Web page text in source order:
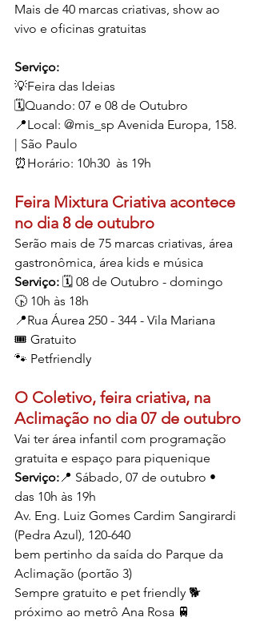
Mais de 40 marcas criativas, show ao
vivo e oficinas gratuitas
Serviço:
💡Feira das Ideias
🗓️Quando: 07 e 08 de Outubro
📍Local: @mis_sp Avenida Europa, 158.
| São Paulo
⏰Horário: 10h30  às 19h
Feira Mixtura Criativa acontece
no dia 8 de outubro
Serão mais de 75 marcas criativas, área
gastronômica, área kids e música
Serviço: 🗓️ 08 de Outubro - domingo
🕟 10h às 18h
📍Rua Áurea 250 - 344 - Vila Mariana
🎟️ Gratuito
🐾 Petfriendly
O Coletivo, feira criativa, na
Aclimação no dia 07 de outubro
Vai ter área infantil com programação
gratuita e espaço para piquenique
Serviço:📍 Sábado, 07 de outubro •
das 10h às 19h
Av. Eng. Luiz Gomes Cardim Sangirardi
(Pedra Azul), 120-640
bem pertinho da saída do Parque da
Aclimação (portão 3)
Sempre gratuito e pet friendly 🐕
próximo ao metrô Ana Rosa 🚆